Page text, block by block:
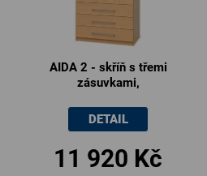
AIDA 2 - skříň s třemi
zásuvkami,
11 920 Kč
DETAIL